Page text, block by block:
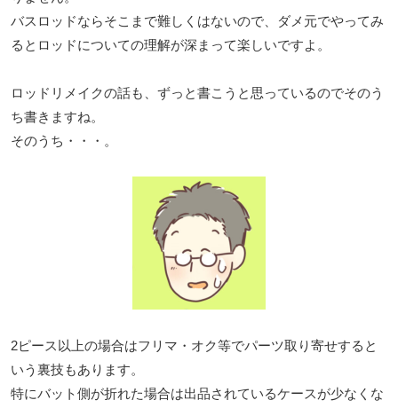
バスロッドならそこまで難しくはないので、ダメ元でやってみ
るとロッドについての理解が深まって楽しいですよ。
ロッドリメイクの話も、ずっと書こうと思っているのでそのう
ち書きますね。
そのうち・・・。
2ピース以上の場合はフリマ・オク等でパーツ取り寄せすると
いう裏技もあります。
特にバット側が折れた場合は出品されているケースが少なくな